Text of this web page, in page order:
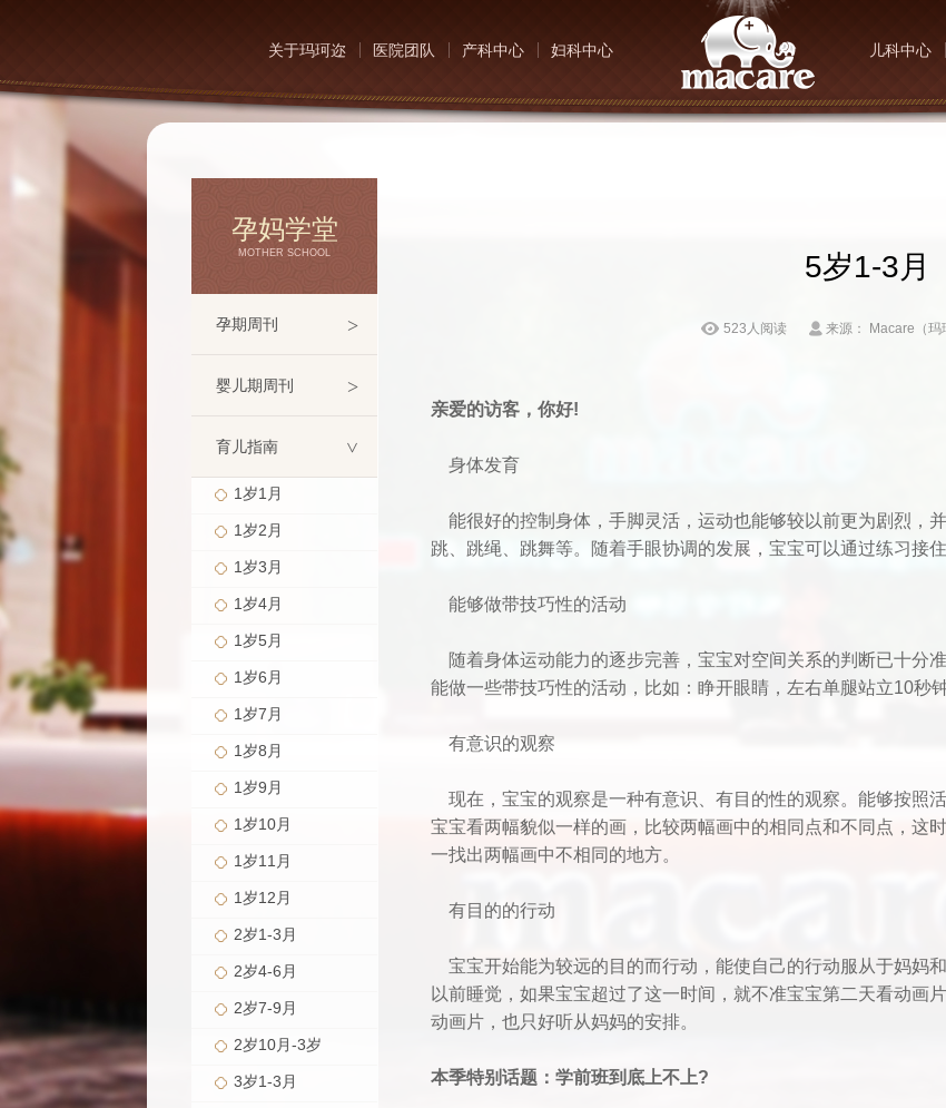
关于玛珂迩 医院团队 产科中心 妇科中心 儿科中心
孕妈学堂
MOTHER SCHOOL
孕期周刊 >
婴儿期周刊 >
育儿指南 >
1岁1月
1岁2月
1岁3月
1岁4月
1岁5月
1岁6月
1岁7月
1岁8月
1岁9月
1岁10月
1岁11月
1岁12月
2岁1-3月
2岁4-6月
2岁7-9月
2岁10月-3岁
3岁1-3月
5岁1-3月
523人阅读 来源： Macare（玛
亲爱的访客，你好!
身体发育
能很好的控制身体，手脚灵活，运动也能够较以前更为剧烈，
跳、跳绳、跳舞等。随着手眼协调的发展，宝宝可以通过练习接
能够做带技巧性的活动
随着身体运动能力的逐步完善，宝宝对空间关系的判断已十分
能做一些带技巧性的活动，比如：睁开眼睛，左右单腿站立10秒
有意识的观察
现在，宝宝的观察是一种有意识、有目的性的观察。能够按照
宝宝看两幅貌似一样的画，比较两幅画中的相同点和不同点，这
一找出两幅画中不相同的地方。
有目的的行动
宝宝开始能为较远的目的而行动，能使自己的行动服从于妈妈
以前睡觉，如果宝宝超过了这一时间，就不准宝宝第二天看动画
动画片，也只好听从妈妈的安排。
本季特别话题：学前班到底上不上?